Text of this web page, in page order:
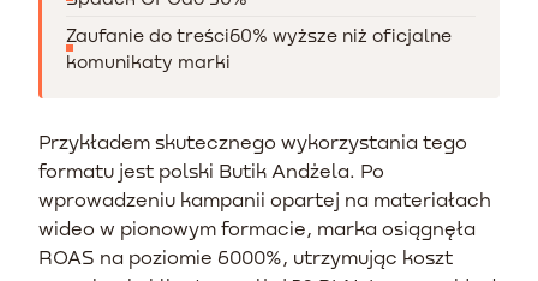
Zaufanie do treści60% wyższe niż oficjalne
komunikaty marki
Przykładem skutecznego wykorzystania tego
formatu jest polski Butik Andżela. Po
wprowadzeniu kampanii opartej na materiałach
wideo w pionowym formacie, marka osiągnęła
ROAS na poziomie 6000%, utrzymując koszt